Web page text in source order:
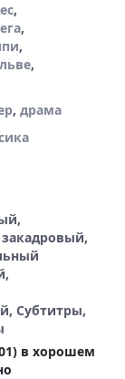
,
,
,
,
,драма
Субтитры,
в хорошем